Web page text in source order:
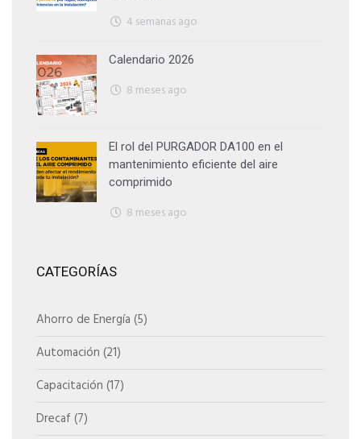
4 semanas ago
Calendario 2026
8 meses ago
El rol del PURGADOR DA100 en el
mantenimiento eficiente del aire
comprimido
8 meses ago
CATEGORÍAS
Ahorro de Energía (5)
Automación (21)
Capacitación (17)
Drecaf (7)